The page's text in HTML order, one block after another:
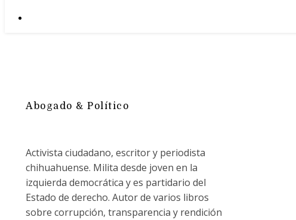
Abogado & Político
Activista ciudadano, escritor y periodista
chihuahuense. Milita desde joven en la
izquierda democrática y es partidario del
Estado de derecho. Autor de varios libros
sobre corrupción, transparencia y rendición